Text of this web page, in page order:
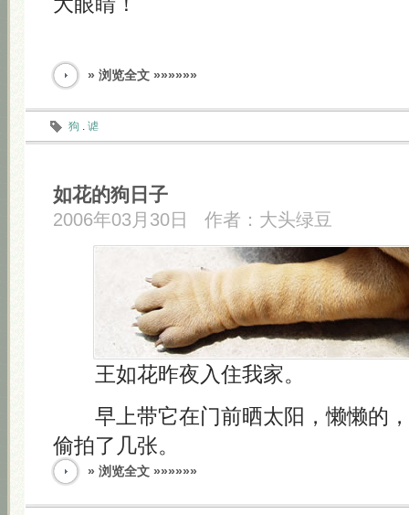
» 浏览全文 »»»»»»
狗 . 谑
如花的狗日子
2006年03月30日 作者： 大头绿豆
王如花昨夜入住我家。
早上带它在门前晒太阳，懒懒的，
偷拍了几张。
» 浏览全文 »»»»»»